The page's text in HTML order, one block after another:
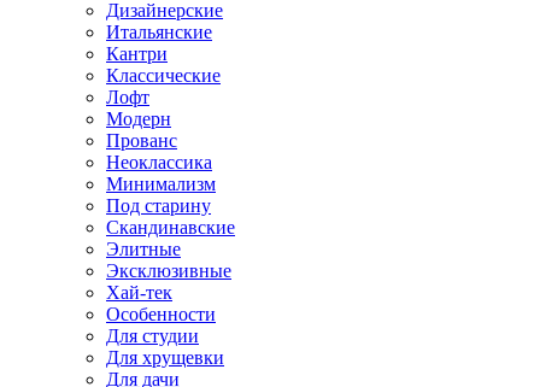
Дизайнерские
Итальянские
Кантри
Классические
Лофт
Модерн
Прованс
Неоклассика
Минимализм
Под старину
Скандинавские
Элитные
Эксклюзивные
Хай-тек
Особенности
Для студии
Для хрущевки
Для дачи